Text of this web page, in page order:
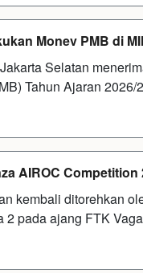
Monev PMB di
Selatan
Tahun Ajaran 2026/
AIROC Competition
kembali ditorehkan
pada ajang FTK